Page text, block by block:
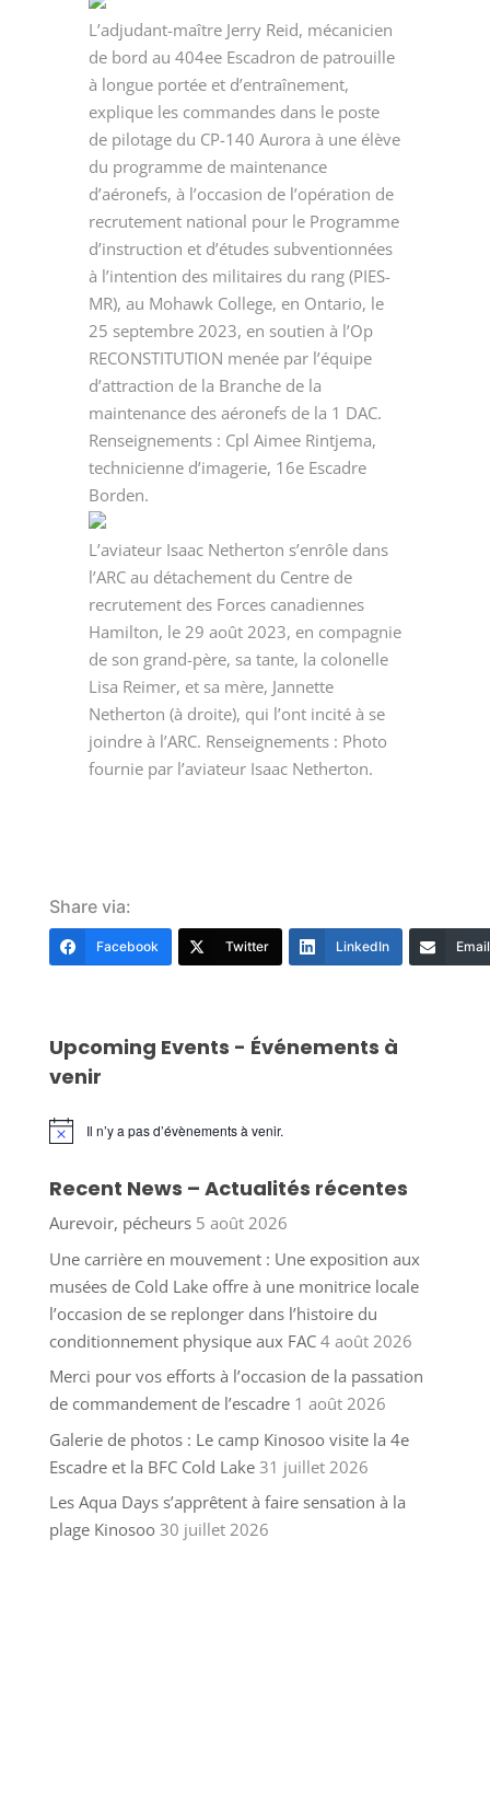
L’adjudant-maître Jerry Reid, mécanicien
de bord au 404ee Escadron de patrouille
à longue portée et d’entraînement,
explique les commandes dans le poste
de pilotage du CP-140 Aurora à une élève
du programme de maintenance
d’aéronefs, à l’occasion de l’opération de
recrutement national pour le Programme
d’instruction et d’études subventionnées
à l’intention des militaires du rang (PIES-
MR), au Mohawk College, en Ontario, le
25 septembre 2023, en soutien à l’Op
RECONSTITUTION menée par l’équipe
d’attraction de la Branche de la
maintenance des aéronefs de la 1 DAC.
Renseignements : Cpl Aimee Rintjema,
technicienne d’imagerie, 16e Escadre
Borden.
L’aviateur Isaac Netherton s’enrôle dans
l’ARC au détachement du Centre de
recrutement des Forces canadiennes
Hamilton, le 29 août 2023, en compagnie
de son grand-père, sa tante, la colonelle
Lisa Reimer, et sa mère, Jannette
Netherton (à droite), qui l’ont incité à se
joindre à l’ARC. Renseignements : Photo
fournie par l’aviateur Isaac Netherton.
Share via:
Facebook Twitter LinkedIn Email
Upcoming Events - Événements à
venir
Notice Il n’y a pas d’évènements à venir.
Recent News – Actualités récentes
Aurevoir, pécheurs 5 août 2026
Une carrière en mouvement : Une exposition aux
musées de Cold Lake offre à une monitrice locale
l’occasion de se replonger dans l’histoire du
conditionnement physique aux FAC 4 août 2026
Merci pour vos efforts à l’occasion de la passation
de commandement de l’escadre 1 août 2026
Galerie de photos : Le camp Kinosoo visite la 4e
Escadre et la BFC Cold Lake 31 juillet 2026
Les Aqua Days s’apprêtent à faire sensation à la
plage Kinosoo 30 juillet 2026